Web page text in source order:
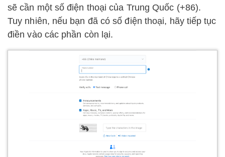
sẽ cần một số điện thoại của Trung Quốc (+86).
Tuy nhiên, nếu bạn đã có số điện thoại, hãy tiếp tục
điền vào các phần còn lại.